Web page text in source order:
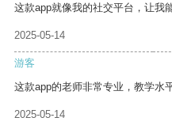
这款app就像我的社交平台，让我
2025-05-14
游客
这款app的老师非常专业，教学水
2025-05-14